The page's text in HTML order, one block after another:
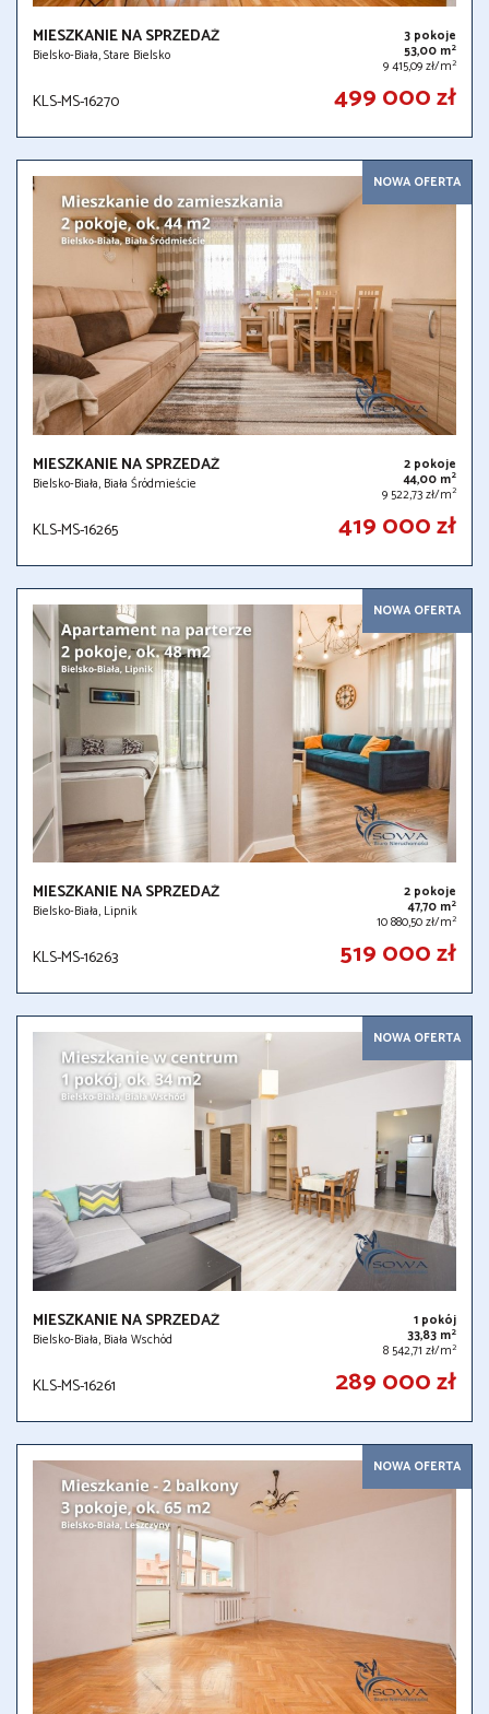
MIESZKANIE NA SPRZEDAŻ
Bielsko-Biała, Stare Bielsko
3 pokoje
53,00 m2
9 415,09 zł/m2
KLS-MS-16270 499 000 zł
NOWA OFERTA
MIESZKANIE NA SPRZEDAŻ
Bielsko-Biała, Biała Śródmieście
2 pokoje
44,00 m2
9 522,73 zł/m2
KLS-MS-16265 419 000 zł
NOWA OFERTA
MIESZKANIE NA SPRZEDAŻ
Bielsko-Biała, Lipnik
2 pokoje
47,70 m2
10 880,50 zł/m2
KLS-MS-16263 519 000 zł
NOWA OFERTA
MIESZKANIE NA SPRZEDAŻ
Bielsko-Biała, Biała Wschód
1 pokój
33,83 m2
8 542,71 zł/m2
KLS-MS-16261 289 000 zł
NOWA OFERTA